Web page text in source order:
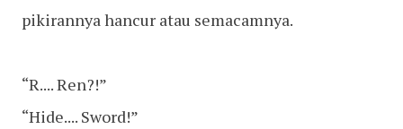
pikirannya hancur atau semacamnya.
“R.... Ren?!”
“Hide.... Sword!”